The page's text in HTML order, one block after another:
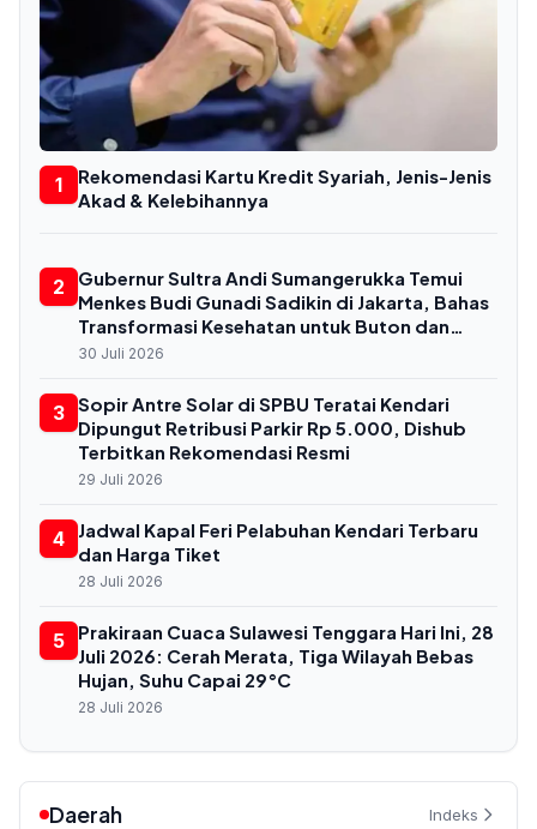
1
Rekomendasi Kartu Kredit Syariah, Jenis-Jenis
Akad & Kelebihannya
2
Gubernur Sultra Andi Sumangerukka Temui
Menkes Budi Gunadi Sadikin di Jakarta, Bahas
Transformasi Kesehatan untuk Buton dan
Baubau
30 Juli 2026
3 Sopir Antre Solar di SPBU Teratai Kendari
Dipungut Retribusi Parkir Rp 5.000, Dishub
Terbitkan Rekomendasi Resmi
29 Juli 2026
4
Jadwal Kapal Feri Pelabuhan Kendari Terbaru
dan Harga Tiket
28 Juli 2026
5
Prakiraan Cuaca Sulawesi Tenggara Hari Ini, 28
Juli 2026: Cerah Merata, Tiga Wilayah Bebas
Hujan, Suhu Capai 29°C
28 Juli 2026
Daerah Indeks